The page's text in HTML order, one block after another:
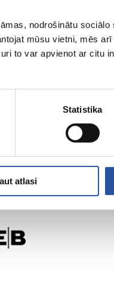
nodrošinātu
mūsu vietni, mēs
to var apvienot ar citu
Statistika
atlasi